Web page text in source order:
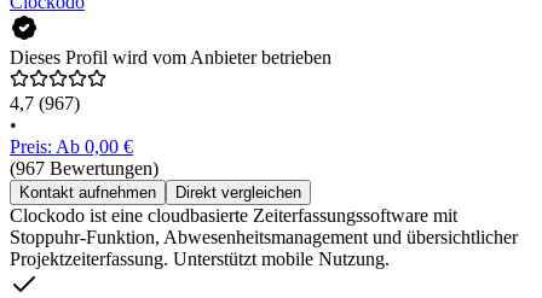
Dieses Profil wird vom Anbieter betrieben
4,7 (967)
•
Preis: Ab 0,00 €
(967 Bewertungen)
Kontakt aufnehmen Direkt vergleichen
Clockodo ist eine cloudbasierte Zeiterfassungssoftware mit
Stoppuhr-Funktion, Abwesenheitsmanagement und übersichtlicher
Projektzeiterfassung. Unterstützt mobile Nutzung.